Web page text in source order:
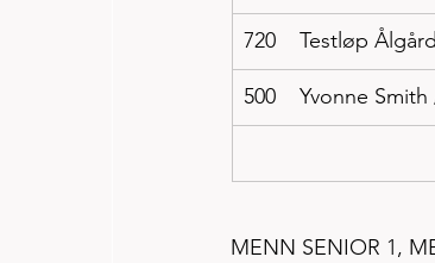
720    Testløp
500    Yvonne
MENN SENIOR 1,